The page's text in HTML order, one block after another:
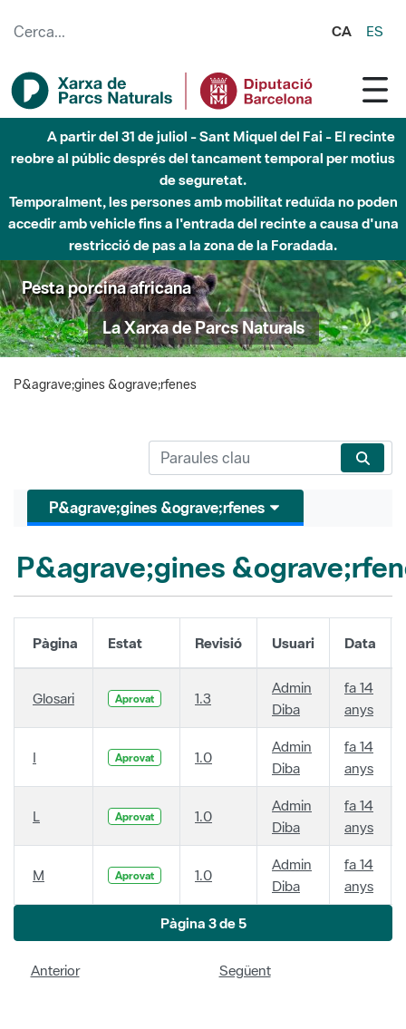
CA ES
A partir del 31 de juliol - Sant Miquel del Fai - El recinte
reobre al públic després del tancament temporal per motius
de seguretat.
Temporalment, les persones amb mobilitat reduïda no poden
accedir amb vehicle fins a l'entrada del recinte a causa d'una
restricció de pas a la zona de la Foradada.
Pesta porcina africana
La Xarxa de Parcs Naturals
P&agrave;gines &ograve;rfenes
P&agrave;gines &ograve;rfenes
P&agrave;gines
Pàgina Estat Revisió Usuari Data
Glosari Aprovat 1.3
Admin
Diba
fa 14
anys
I Aprovat 1.0
Admin
Diba
fa 14
anys
L Aprovat 1.0
Admin
Diba
fa 14
anys
M Aprovat 1.0
Admin
Diba
fa 14
anys
Pàgina 3 de 5
Anterior Següent